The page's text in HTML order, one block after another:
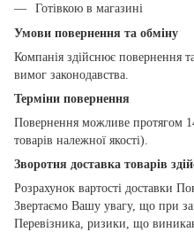
Готівкою в магазині
Умови повернення та обміну
Компанія здійснює повернення
вимог законодавства.
Терміни повернення
Повернення можливе протягом
товарів належної якості).
Зворотня доставка товарів
Розрахунок вартості доставки
Звертаємо Вашу увагу, що при
Перевізника, ризики, що